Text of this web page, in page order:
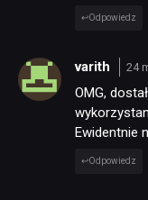
Odpowiedz
varith 24
OMG,
Ewidentnie
Odpowiedz